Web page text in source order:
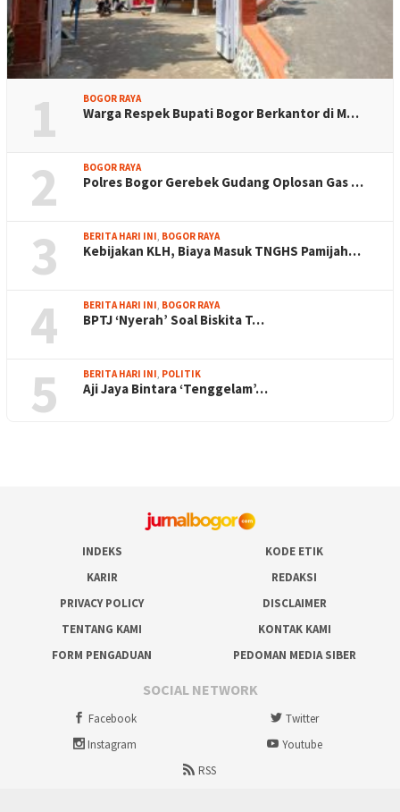
1 BOGOR RAYA
Warga Respek Bupati Bogor Berkantor di M…
2 BOGOR RAYA
Polres Bogor Gerebek Gudang Oplosan Gas …
3 BERITA HARI INI, BOGOR RAYA
Kebijakan KLH, Biaya Masuk TNGHS Pamijah…
4 BERITA HARI INI, BOGOR RAYA
BPTJ ‘Nyerah’ Soal Biskita T…
5 BERITA HARI INI, POLITIK
Aji Jaya Bintara ‘Tenggelam’…
INDEKS
KODE ETIK
KARIR
REDAKSI
PRIVACY POLICY
DISCLAIMER
TENTANG KAMI
KONTAK KAMI
FORM PENGADUAN
PEDOMAN MEDIA SIBER
SOCIAL NETWORK
Facebook
Twitter
Instagram
Youtube
RSS